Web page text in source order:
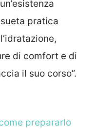
pratica
di comfort e di
il suo corso”.
prepararlo